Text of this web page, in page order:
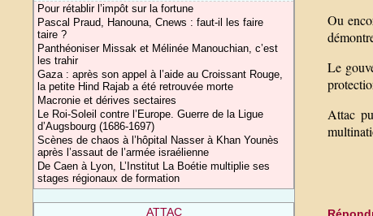
Pour rétablir l’impôt sur la fortune
Pascal Praud, Hanouna, Cnews : faut-il les faire
taire ?
Panthéoniser Missak et Mélinée Manouchian, c’est
les trahir
Gaza : après son appel à l’aide au Croissant Rouge,
la petite Hind Rajab a été retrouvée morte
Macronie et dérives sectaires
Le Roi-Soleil contre l’Europe. Guerre de la Ligue
d’Augsbourg (1686-1697)
Scènes de chaos à l’hôpital Nasser à Khan Younès
après l’assaut de l’armée israélienne
De Caen à Lyon, L’Institut La Boétie multiplie ses
stages régionaux de formation
ATTAC
Ou
Le
Attac